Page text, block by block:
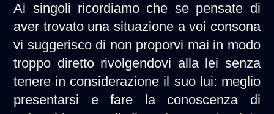
Ai singoli ricordiamo che se pensate di
aver trovato una situazione a voi consona
vi suggerisco di non proporvi mai in modo
troppo diretto rivolgendovi alla lei senza
tenere in considerazione il suo lui: meglio
presentarsi e fare la conoscenza di